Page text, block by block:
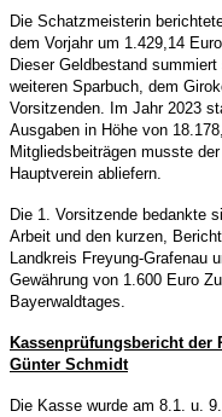
Die Schatzmeisterin
dem Vorjahr um 1.429,14
Dieser Geldbestand
weiteren Sparbuch, dem
Vorsitzenden. Im Jahr 2023
Ausgaben in Höhe von
Mitgliedsbeiträgen musste
Hauptverein abliefern.
Die 1. Vorsitzende bedankte
Arbeit und den kurzen,
Landkreis Freyung-Grafenau
Gewährung von 1.600 Euro
Bayerwaldtages.
Kassenprüfungsbericht der
Günter Schmidt
Die Kasse wurde am 8.1. u.